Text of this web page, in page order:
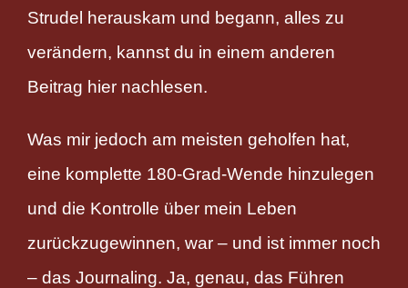
Strudel herauskam und begann, alles zu
verändern, kannst du in einem anderen
Beitrag hier nachlesen.
Was mir jedoch am meisten geholfen hat,
eine komplette 180-Grad-Wende hinzulegen
und die Kontrolle über mein Leben
zurückzugewinnen, war – und ist immer noch
– das Journaling. Ja, genau, das Führen